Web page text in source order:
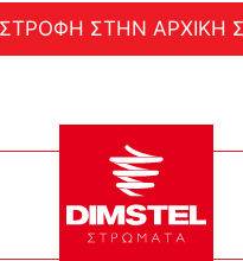
ΣΤΗΝ ΑΡΧΙΚΗ